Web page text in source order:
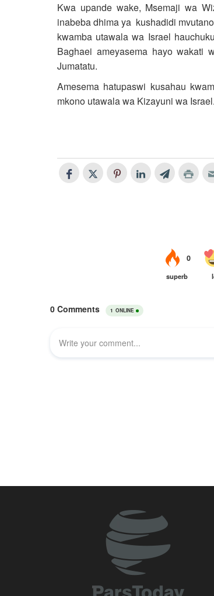
Kwa upande wake, Msemaji wa
inabeba dhima ya kushadidi
kwamba utawala wa Israel
Baghaei ameyasema hayo wakati
Jumatatu.
Amesema hatupaswi kusahau
mkono utawala wa Kizayuni wa Israel.